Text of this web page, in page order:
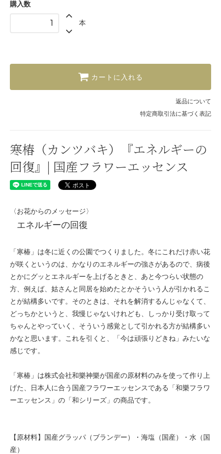
購入数
本
カートに入れる
返品について
特定商取引法に基づく表記
寒椿（カンツバキ）『エネルギーの
回復』| 国産フラワーエッセンス
〈お花からのメッセージ〉
エネルギーの回復
「寒椿」は冬に近くの公園でつくりました。冬にこれだけ赤い花
が咲くというのは、かなりのエネルギーの強さがあるので、病後
とかにグッとエネルギーを上げるときと、あと今つらい状態の
方、例えば、姑さんと同居を始めたとかそういう人が引かれるこ
とが結構多いです。そのときは、それを解消するんじゃなくて、
どっちかというと、我慢じゃないけれども、しっかり受け取って
ちゃんとやっていく、そういう感覚として引かれる方が結構多い
かなと思います。これを引くと、「今は頑張りどきね」みたいな
感じです。
「寒椿」は株式会社和樂神樂が国産の原材料のみを使って作り上
げた、日本人に合う国産フラワーエッセンスである「和樂フラワ
ーエッセンス」の「和シリーズ」の商品です。
【原材料】国産グラッパ（ブランデー）・海塩（国産）・水（国
産）